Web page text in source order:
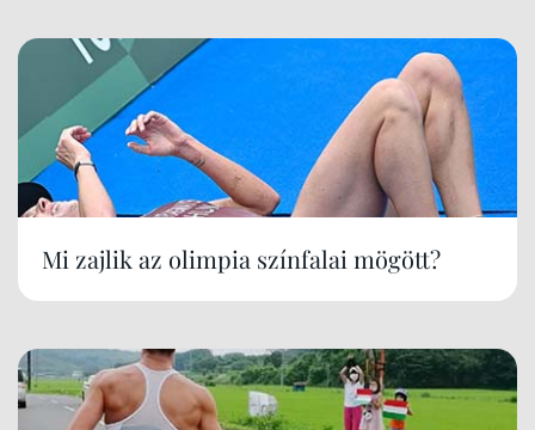
Mi zajlik az olimpia színfalai mögött?